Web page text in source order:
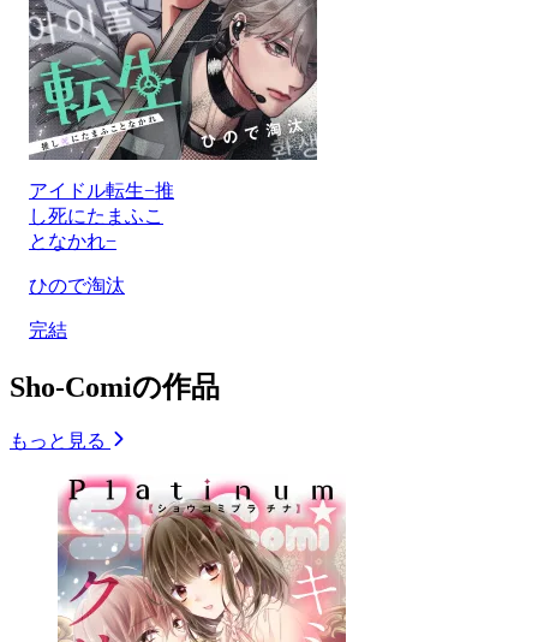
アイドル転生−推
し死にたまふこ
となかれ−
ひので淘汰
完結
Sho-Comiの作品
もっと見る